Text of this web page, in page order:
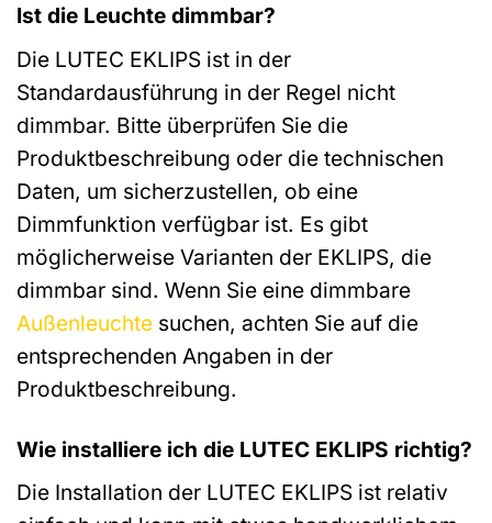
Ist die Leuchte dimmbar?
Die LUTEC EKLIPS ist in der
Standardausführung in der Regel nicht
dimmbar. Bitte überprüfen Sie die
Produktbeschreibung oder die technischen
Daten, um sicherzustellen, ob eine
Dimmfunktion verfügbar ist. Es gibt
möglicherweise Varianten der EKLIPS, die
dimmbar sind. Wenn Sie eine dimmbare
Außenleuchte suchen, achten Sie auf die
entsprechenden Angaben in der
Produktbeschreibung.
Wie installiere ich die LUTEC EKLIPS richtig?
Die Installation der LUTEC EKLIPS ist relativ